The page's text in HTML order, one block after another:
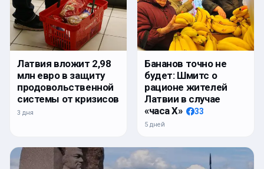
Латвия вложит 2,98
млн евро в защиту
продовольственной
системы от кризисов
3 дня
Бананов точно не
будет: Шмитс о
рационе жителей
Латвии в случае
«часа Х»
33
5 дней